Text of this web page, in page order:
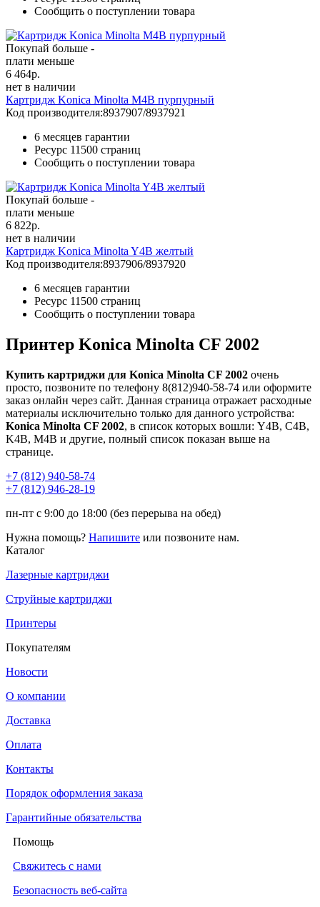
Сообщить о поступлении товара
Покупай больше -
плати меньше
6 464р.
нет в наличии
Картридж Konica Minolta M4B пурпурный
Код производителя:8937907/8937921
6 месяцев гарантии
Ресурс 11500 страниц
Сообщить о поступлении товара
Покупай больше -
плати меньше
6 822р.
нет в наличии
Картридж Konica Minolta Y4B желтый
Код производителя:8937906/8937920
6 месяцев гарантии
Ресурс 11500 страниц
Сообщить о поступлении товара
Принтер Konica Minolta CF 2002
Купить картриджи для Konica Minolta CF 2002 очень
просто, позвоните по телефону 8(812)940-58-74 или оформите
заказ онлайн через сайт. Данная страница отражает расходные
материалы исключительно только для данного устройства:
Konica Minolta CF 2002, в список которых вошли: Y4B, C4B,
K4B, M4B и другие, полный список показан выше на
странице.
+7 (812) 940-58-74
+7 (812) 946-28-19
пн-пт с 9:00 до 18:00 (без перерыва на обед)
Нужна помощь? Напишите или позвоните нам.
Каталог
Лазерные картриджи
Струйные картриджи
Принтеры
Покупателям
Новости
О компании
Доставка
Оплата
Контакты
Порядок оформления заказа
Гарантийные обязательства
Помощь
Свяжитесь с нами
Безопасность веб-сайта